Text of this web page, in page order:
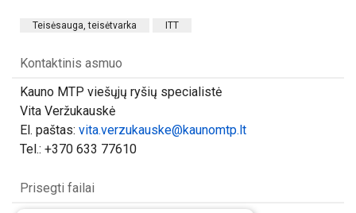
Teisėsauga, teisėtvarka ITT
Kontaktinis asmuo
Kauno MTP viešųjų ryšių specialistė
Vita Veržukauskė
El. paštas: vita.verzukauske@kaunomtp.lt
Tel.: +370 633 77610
Prisegti failai